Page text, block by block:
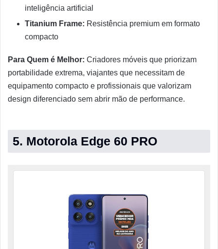
inteligência artificial
Titanium Frame: Resistência premium em formato
compacto
Para Quem é Melhor: Criadores móveis que priorizam
portabilidade extrema, viajantes que necessitam de
equipamento compacto e profissionais que valorizam
design diferenciado sem abrir mão de performance.
5. Motorola Edge 60 PRO